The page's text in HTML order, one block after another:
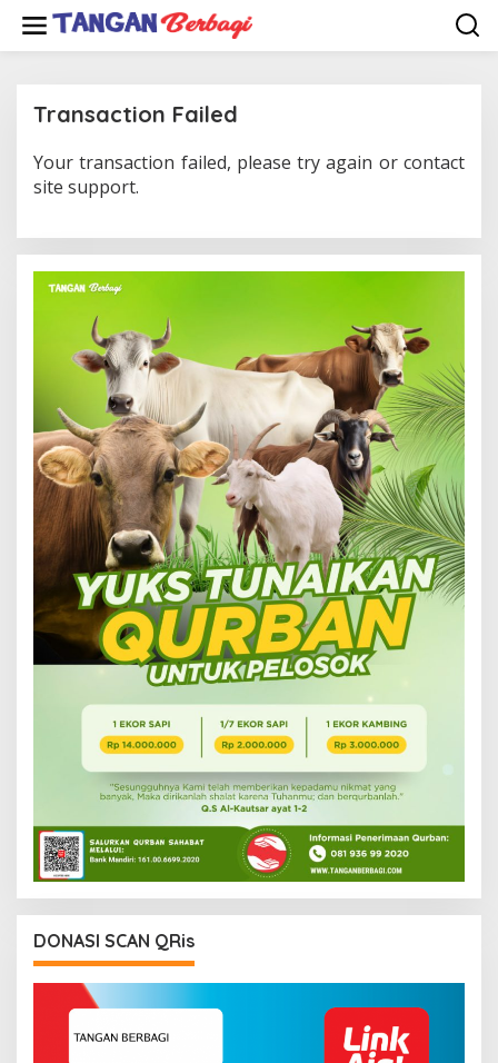
konten
Transaction Failed
|
Mei
18,
2025
Your transaction failed, please try again or contact
site support.
DONASI SCAN QRis